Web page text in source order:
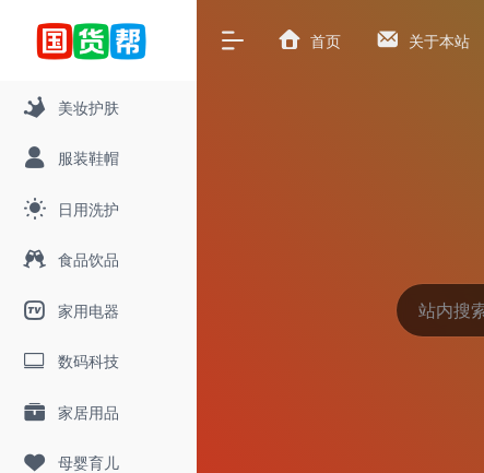
美妆护肤
服装鞋帽
日用洗护
食品饮品
家用电器
数码科技
家居用品
母婴育儿
首页 关于本站